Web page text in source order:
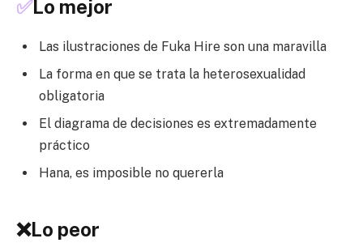
✅Lo mejor
Las ilustraciones de Fuka Hire son una maravilla
La forma en que se trata la heterosexualidad
obligatoria
El diagrama de decisiones es extremadamente
práctico
Hana, es imposible no quererla
❌Lo peor